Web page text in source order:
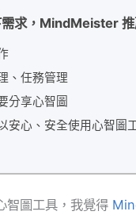
求，MindMeister 推
、任務管理
分享心智圖
安心、安全使用心智圖
智圖工具，我覺得